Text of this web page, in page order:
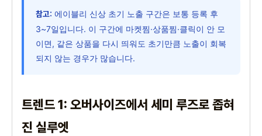
참고: 에이블리 신상 초기 노출 구간은 보통 등록 후
3~7일입니다. 이 구간에 마켓찜·상품찜·클릭이 안 모
이면, 같은 상품을 다시 띄워도 초기만큼 노출이 회복
되지 않는 경우가 많습니다.
트렌드 1: 오버사이즈에서 세미 루즈로 좁혀
진 실루엣